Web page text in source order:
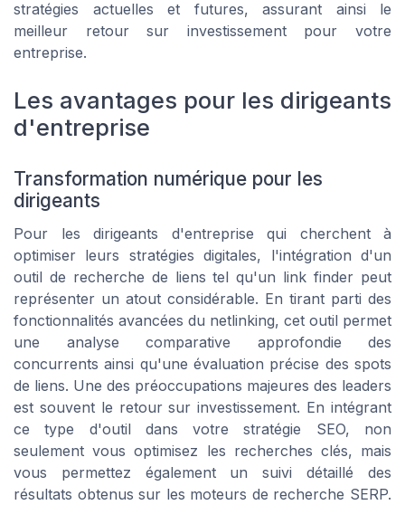
stratégies actuelles et futures, assurant ainsi le
meilleur retour sur investissement pour votre
entreprise.
Les avantages pour les dirigeants
d'entreprise
Transformation numérique pour les
dirigeants
Pour les dirigeants d'entreprise qui cherchent à
optimiser leurs stratégies digitales, l'intégration d'un
outil de recherche de liens tel qu'un link finder peut
représenter un atout considérable. En tirant parti des
fonctionnalités avancées du netlinking, cet outil permet
une analyse comparative approfondie des
concurrents ainsi qu'une évaluation précise des spots
de liens. Une des préoccupations majeures des leaders
est souvent le retour sur investissement. En intégrant
ce type d'outil dans votre stratégie SEO, non
seulement vous optimisez les recherches clés, mais
vous permettez également un suivi détaillé des
résultats obtenus sur les moteurs de recherche SERP.